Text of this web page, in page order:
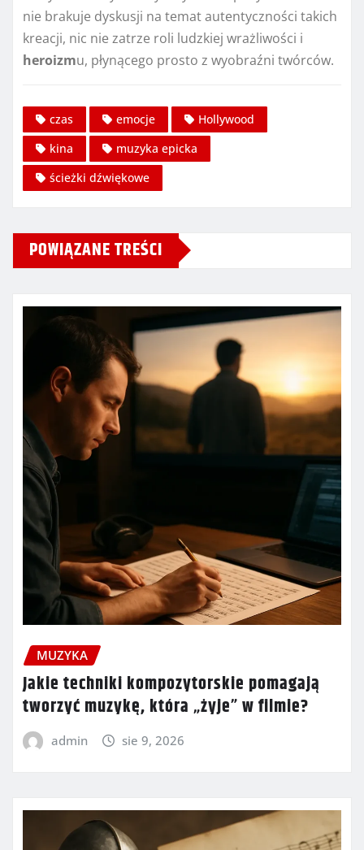
nie brakuje dyskusji na temat autentyczności takich
kreacji, nic nie zatrze roli ludzkiej wrażliwości i
heroizmu, płynącego prosto z wyobraźni twórców.
czas emocje
Hollywood
kina
muzyka epicka
ścieżki dźwiękowe
POWIĄZANE TREŚCI
MUZYKA
Jakie techniki kompozytorskie pomagają
tworzyć muzykę, która „żyje” w filmie?
admin sie 9, 2026